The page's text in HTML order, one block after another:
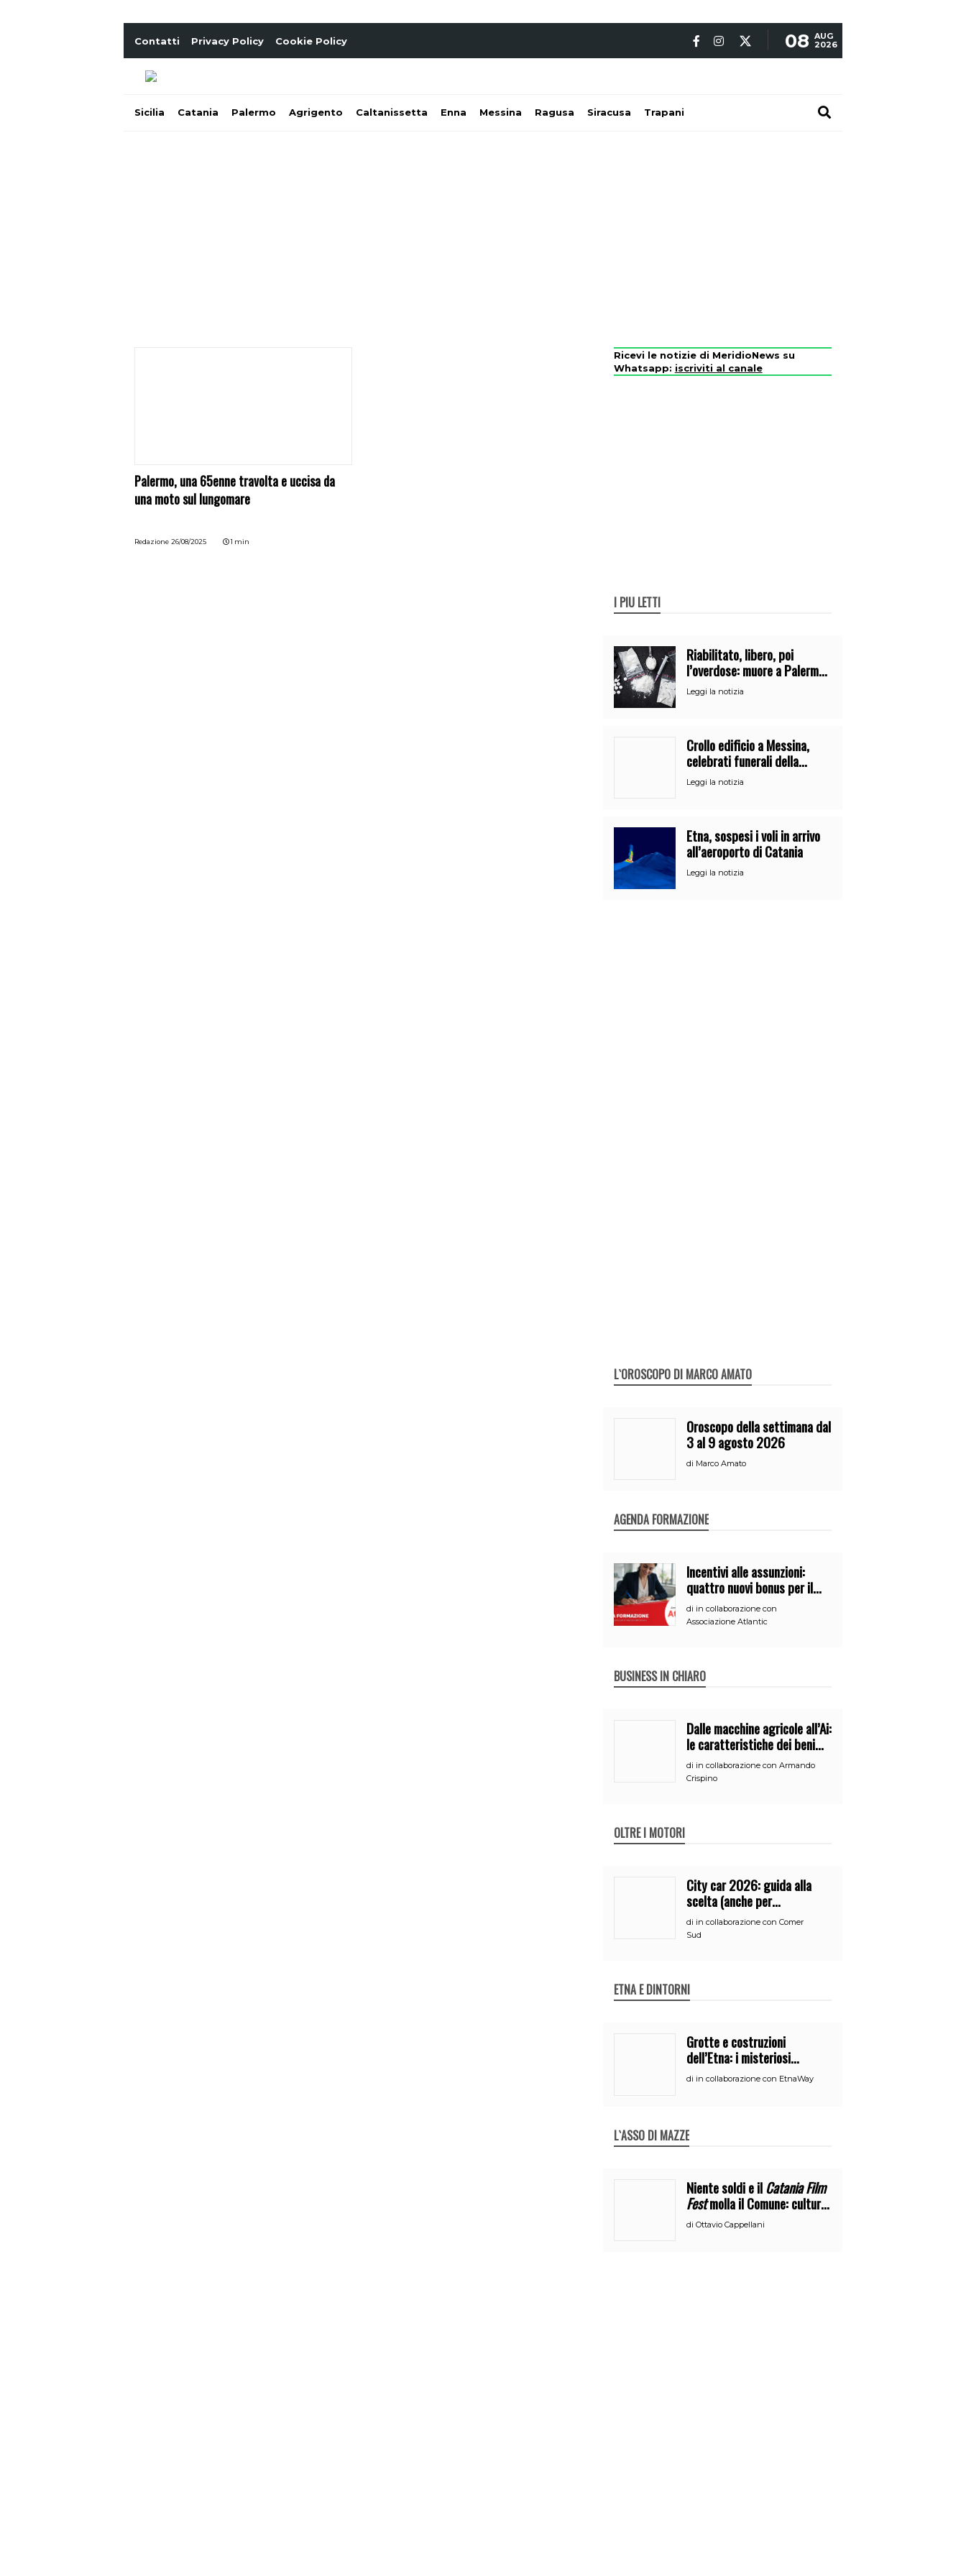
Contatti Privacy Policy Cookie Policy 08 AUG
2026
Sicilia Catania Palermo Agrigento Caltanissetta Enna Messina Ragusa Siracusa Trapani
Palermo, una 65enne travolta e uccisa da
una moto sul lungomare
Redazione 26/08/2025 1 min
Ricevi le notizie di MeridioNews su
Whatsapp: iscriviti al canale
I PIÙ LETTI
Riabilitato, libero, poi
l’overdose: muore a Palermo
un mese dopo l’uscita dalla
comunità
Leggi la notizia
Crollo edificio a Messina,
celebrati funerali della
21enne Alessandra Frazzica
Leggi la notizia
Etna, sospesi i voli in arrivo
all’aeroporto di Catania
Leggi la notizia
L`OROSCOPO DI MARCO AMATO
Oroscopo della settimana dal
3 al 9 agosto 2026
di Marco Amato
AGENDA FORMAZIONE
Incentivi alle assunzioni:
quattro nuovi bonus per il
2026
di in collaborazione con
Associazione Atlantic
BUSINESS IN CHIARO
Dalle macchine agricole all’Ai:
le caratteristiche dei beni
per accedere
all’iperammortamento
di in collaborazione con Armando
Crispino
OLTRE I MOTORI
City car 2026: guida alla
scelta (anche per
neopatentati)
di in collaborazione con Comer
Sud
ETNA E DINTORNI
Grotte e costruzioni
dell’Etna: i misteriosi
nascondigli del vulcano
di in collaborazione con EtnaWay
L`ASSO DI MAZZE
Niente soldi e ilCatania Film
Festmolla il Comune: cultura
o broru di ciciri?
di Ottavio Cappellani